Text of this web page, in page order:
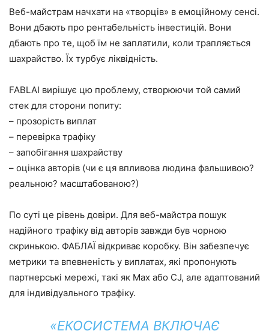
Веб-майстрам начхати на «творців» в емоційному сенсі.
Вони дбають про рентабельність інвестицій. Вони
дбають про те, щоб їм не заплатили, коли трапляється
шахрайство. Їх турбує ліквідність.
FABLAI вирішує цю проблему, створюючи той самий
стек для сторони попиту:
– прозорість виплат
– перевірка трафіку
– запобігання шахрайству
– оцінка авторів (чи є ця впливова людина фальшивою?
реальною? масштабованою?)
По суті це рівень довіри. Для веб-майстра пошук
надійного трафіку від авторів завжди був чорною
скринькою. ФАБЛАЇ відкриває коробку. Він забезпечує
метрики та впевненість у виплатах, які пропонують
партнерські мережі, такі як Max або CJ, але адаптований
для індивідуального трафіку.
«ЕКОСИСТЕМА ВКЛЮЧАЄ